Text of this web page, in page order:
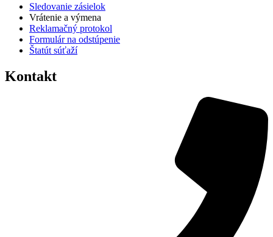
Sledovanie zásielok
Vrátenie a výmena
Reklamačný protokol
Formulár na odstúpenie
Štatút súťaží
Kontakt